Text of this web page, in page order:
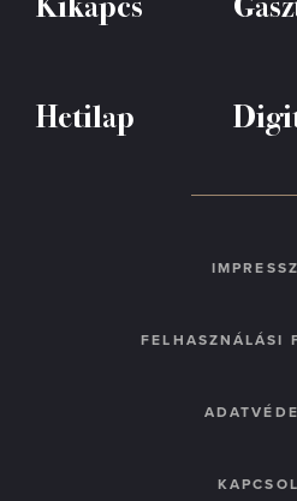
Hetilap
FELHASZNÁLÁSI